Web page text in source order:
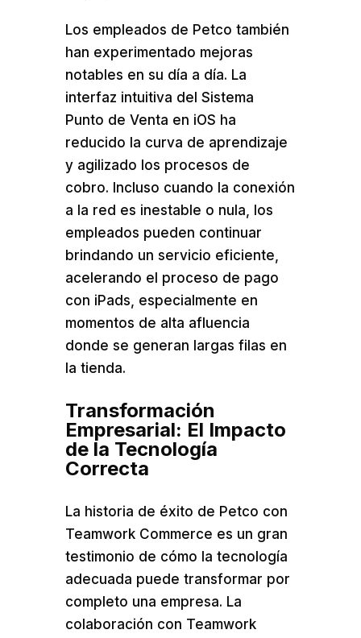
Los empleados de Petco también
han experimentado mejoras
notables en su día a día. La
interfaz intuitiva del Sistema
Punto de Venta en iOS ha
reducido la curva de aprendizaje
y agilizado los procesos de
cobro. Incluso cuando la conexión
a la red es inestable o nula, los
empleados pueden continuar
brindando un servicio eficiente,
acelerando el proceso de pago
con iPads, especialmente en
momentos de alta afluencia
donde se generan largas filas en
la tienda.
Transformación
Empresarial: El Impacto
de la Tecnología
Correcta
La historia de éxito de Petco con
Teamwork Commerce es un gran
testimonio de cómo la tecnología
adecuada puede transformar por
completo una empresa. La
colaboración con Teamwork